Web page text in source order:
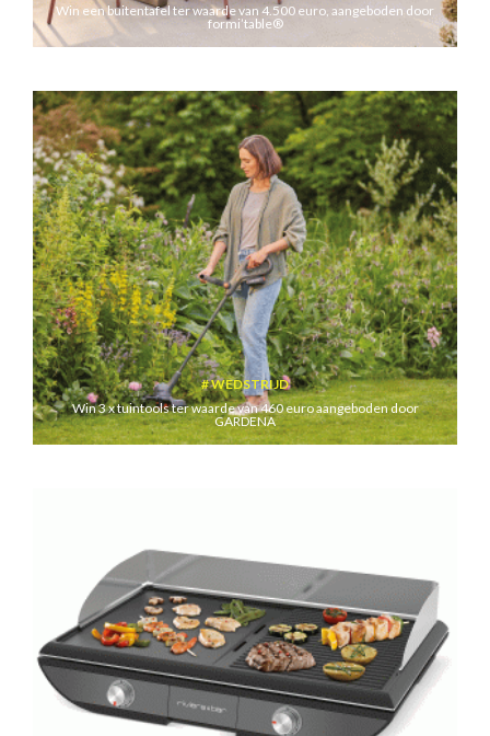
Win een buitentafel ter waarde van 4.500 euro, aangeboden door
formi’table®
WEDSTRIJD
Win 3 x tuintools ter waarde van 460 euro aangeboden door
GARDENA